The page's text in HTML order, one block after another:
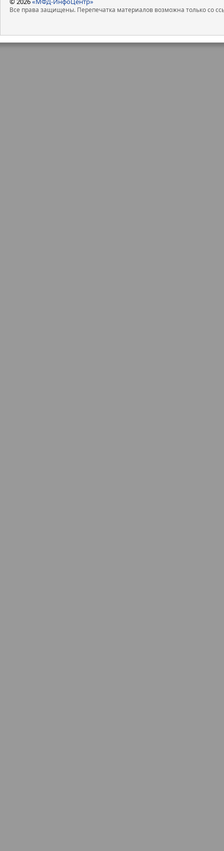
Все права защищены. Перепечатка материалов возможна только со